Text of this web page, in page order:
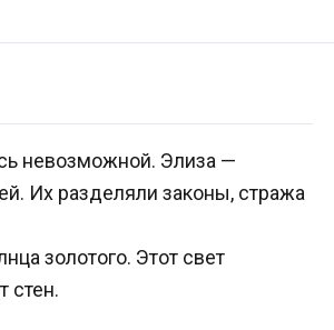
невозможной. Элиза —
Их разделяли законы, стража
золотого. Этот свет
стен.